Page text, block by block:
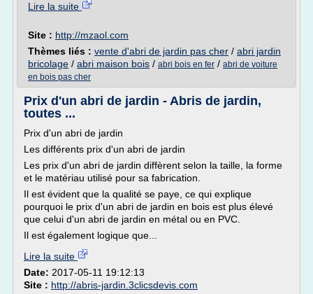
Lire la suite
Site : http://mzaol.com
Thèmes liés : vente d'abri de jardin pas cher / abri jardin
bricolage / abri maison bois / abri bois en fer / abri de voiture
en bois pas cher
Prix d'un abri de jardin - Abris de jardin,
toutes ...
Prix d'un abri de jardin
Les différents prix d'un abri de jardin
Les prix d'un abri de jardin diffèrent selon la taille, la forme
et le matériau utilisé pour sa fabrication.
Il est évident que la qualité se paye, ce qui explique
pourquoi le prix d'un abri de jardin en bois est plus élevé
que celui d'un abri de jardin en métal ou en PVC.
Il est également logique que...
Lire la suite
Date: 2017-05-11 19:12:13
Site : http://abris-jardin.3clicsdevis.com